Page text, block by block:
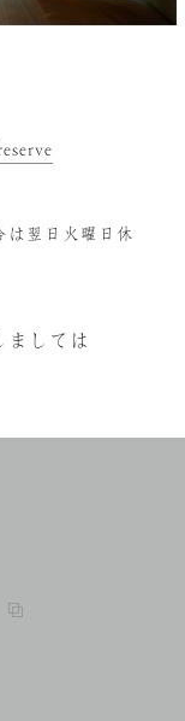
は翌日火曜日休
しては